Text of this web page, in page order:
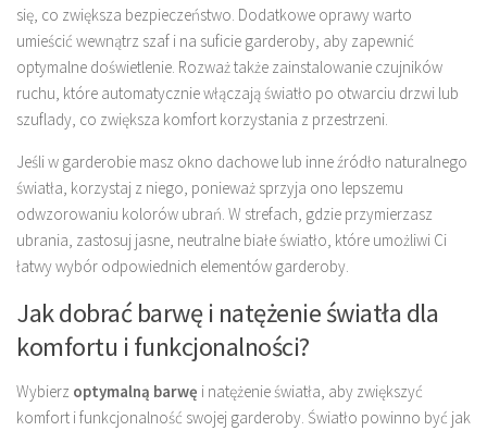
się, co zwiększa bezpieczeństwo. Dodatkowe oprawy warto
umieścić wewnątrz szaf i na suficie garderoby, aby zapewnić
optymalne doświetlenie. Rozważ także zainstalowanie czujników
ruchu, które automatycznie włączają światło po otwarciu drzwi lub
szuflady, co zwiększa komfort korzystania z przestrzeni.
Jeśli w garderobie masz okno dachowe lub inne źródło naturalnego
światła, korzystaj z niego, ponieważ sprzyja ono lepszemu
odwzorowaniu kolorów ubrań. W strefach, gdzie przymierzasz
ubrania, zastosuj jasne, neutralne białe światło, które umożliwi Ci
łatwy wybór odpowiednich elementów garderoby.
Jak dobrać barwę i natężenie światła dla
komfortu i funkcjonalności?
Wybierz optymalną barwę i natężenie światła, aby zwiększyć
komfort i funkcjonalność swojej garderoby. Światło powinno być jak